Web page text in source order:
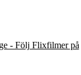
- Följ Flixfilmer på